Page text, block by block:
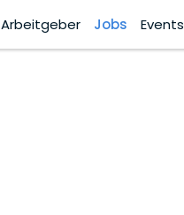
Arbeitgeber Jobs Events